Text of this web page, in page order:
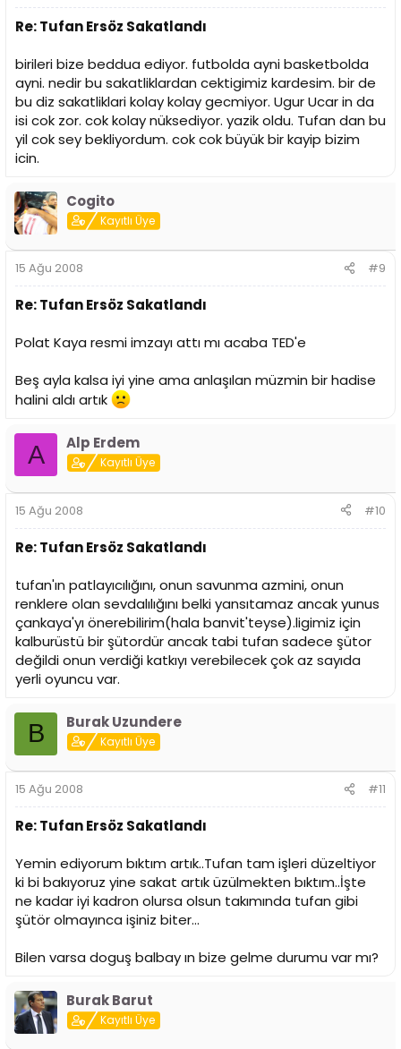
Re: Tufan Ersöz Sakatlandı
birileri bize beddua ediyor. futbolda ayni basketbolda
ayni. nedir bu sakatliklardan cektigimiz kardesim. bir de
bu diz sakatliklari kolay kolay gecmiyor. Ugur Ucar in da
isi cok zor. cok kolay nüksediyor. yazik oldu. Tufan dan bu
yil cok sey bekliyordum. cok cok büyük bir kayip bizim
icin.
Cogito
Kayıtlı Üye
15 Ağu 2008 #9
Re: Tufan Ersöz Sakatlandı
Polat Kaya resmi imzayı attı mı acaba TED'e
Beş ayla kalsa iyi yine ama anlaşılan müzmin bir hadise
halini aldı artık
A Alp Erdem
Kayıtlı Üye
15 Ağu 2008 #10
Re: Tufan Ersöz Sakatlandı
tufan'ın patlayıcılığını, onun savunma azmini, onun
renklere olan sevdalılığını belki yansıtamaz ancak yunus
çankaya'yı önerebilirim(hala banvit'teyse).ligimiz için
kalburüstü bir şütordür ancak tabi tufan sadece şütor
değildi onun verdiği katkıyı verebilecek çok az sayıda
yerli oyuncu var.
B Burak Uzundere
Kayıtlı Üye
15 Ağu 2008 #11
Re: Tufan Ersöz Sakatlandı
Yemin ediyorum bıktım artık..Tufan tam işleri düzeltiyor
ki bi bakıyoruz yine sakat artık üzülmekten bıktım..İşte
ne kadar iyi kadron olursa olsun takımında tufan gibi
şütör olmayınca işiniz biter...
Bilen varsa doguş balbay ın bize gelme durumu var mı?
Burak Barut
Kayıtlı Üye